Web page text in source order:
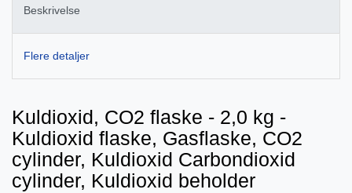
Beskrivelse
Flere detaljer
Kuldioxid, CO2 flaske - 2,0 kg -
Kuldioxid flaske, Gasflaske, CO2
cylinder, Kuldioxid Carbondioxid
cylinder, Kuldioxid beholder